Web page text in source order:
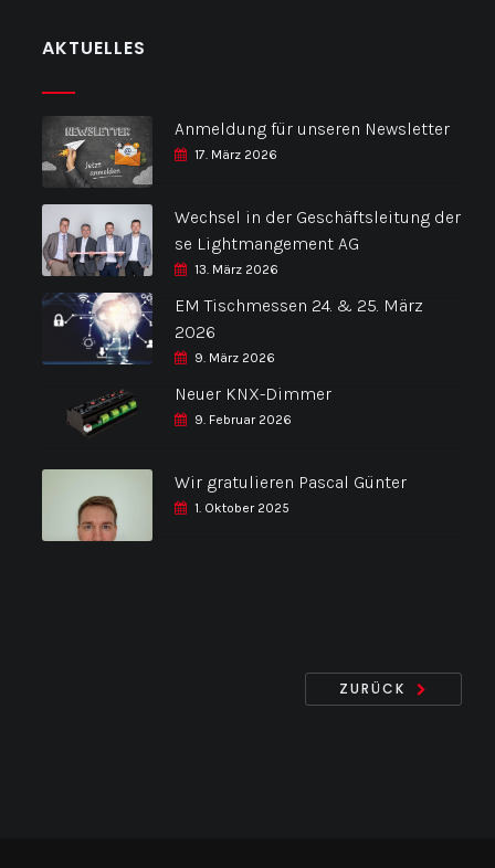
AKTUELLES
Anmeldung für unseren Newsletter
17. März 2026
Wechsel in der Geschäftsleitung der
se Lightmangement AG
13. März 2026
EM Tischmessen 24. & 25. März
2026
9. März 2026
Neuer KNX-Dimmer
9. Februar 2026
Wir gratulieren Pascal Günter
1. Oktober 2025
ZURÜCK